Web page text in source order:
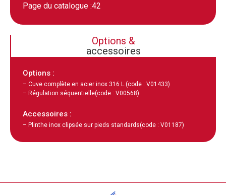
Page du catalogue :42
Options &
accessoires
Options :
– Cuve complète en acier inox 316 L. (code : V01433)
– Régulation séquentielle(code : V00568)
Accessoires :
– Plinthe inox clipsée sur pieds standards(code : V01187)